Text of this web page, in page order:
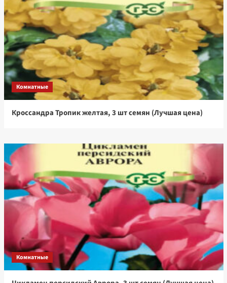
Комнатные
Кроссандра Тропик желтая, 3 шт семян (Лучшая цена)
Комнатные